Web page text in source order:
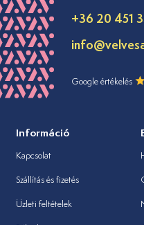
+36 20 451
Google értékelés
Információ
Kapcsolat
Szállítás és fizetés
Üzleti feltételek